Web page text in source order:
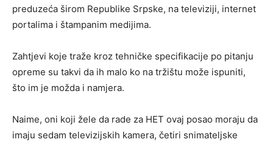
preduzeća širom Republike Srpske, na televiziji, internet
portalima i štampanim medijima.
Zahtjevi koje traže kroz tehničke specifikacije po pitanju
opreme su takvi da ih malo ko na tržištu može ispuniti,
što im je možda i namjera.
Naime, oni koji žele da rade za HET ovaj posao moraju da
imaju sedam televizijskih kamera, četiri snimateljske